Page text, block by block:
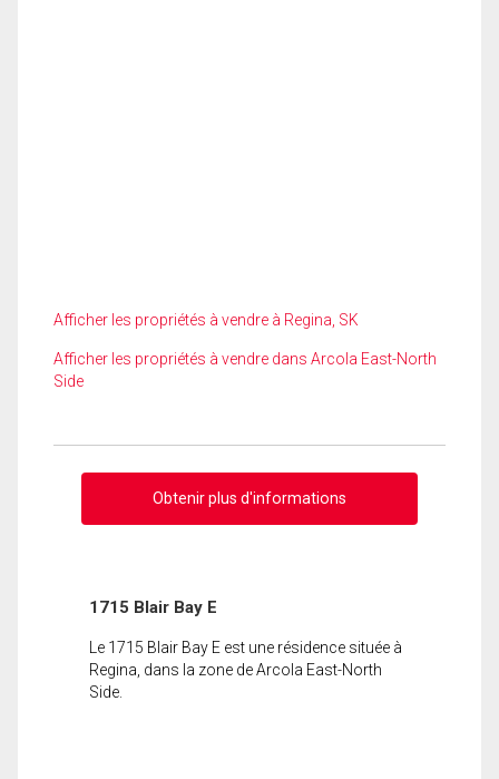
Afficher les propriétés à vendre à Regina, SK
Afficher les propriétés à vendre dans Arcola East-North
Side
Obtenir plus d'informations
1715 Blair Bay E
Le 1715 Blair Bay E est une résidence située à
Regina, dans la zone de Arcola East-North
Side.